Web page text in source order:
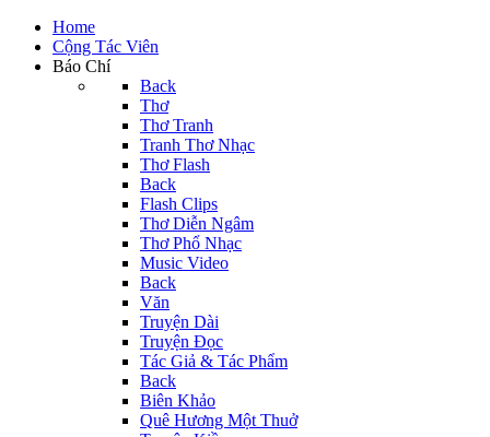
Home
Cộng Tác Viên
Báo Chí
Back
Thơ
Thơ Tranh
Tranh Thơ Nhạc
Thơ Flash
Back
Flash Clips
Thơ Diễn Ngâm
Thơ Phổ Nhạc
Music Video
Back
Văn
Truyện Dài
Truyện Đọc
Tác Giả & Tác Phẩm
Back
Biên Khảo
Quê Hương Một Thuở